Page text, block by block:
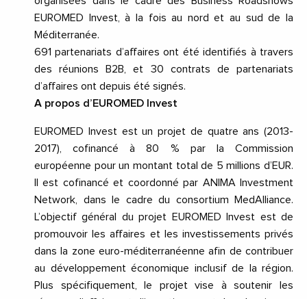
EUROMED Invest, à la fois au nord et au sud de la
Méditerranée.
691 partenariats d’affaires ont été identifiés à travers
des réunions B2B, et 30 contrats de partenariats
d’affaires ont depuis été signés.
A propos d’EUROMED Invest
EUROMED Invest est un projet de quatre ans (2013-
2017), cofinancé à 80 % par la Commission
européenne pour un montant total de 5 millions d’EUR.
Il est cofinancé et coordonné par ANIMA Investment
Network, dans le cadre du consortium MedAlliance.
L’objectif général du projet EUROMED Invest est de
promouvoir les affaires et les investissements privés
dans la zone euro-méditerranéenne afin de contribuer
au développement économique inclusif de la région.
Plus spécifiquement, le projet vise à soutenir les